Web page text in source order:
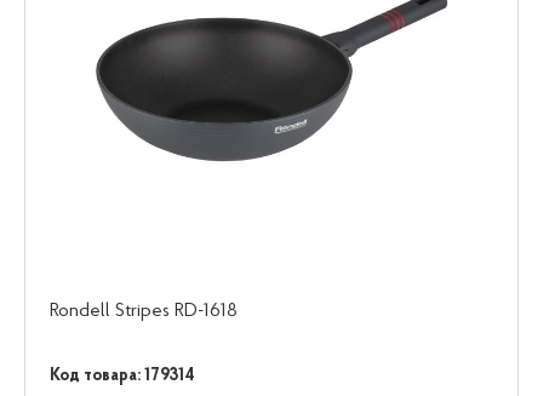
Rondell Stripes RD-1618
Код товара: 179314